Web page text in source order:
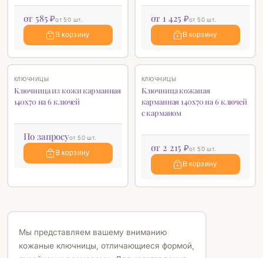
от 585 ₽от 50 шт.
В корзину
от 1 425 ₽от 50 шт.
В корзину
КЛЮЧНИЦЫ
Ключница из кожи карманная
140х70 на 6 ключей
По запросуот 50 шт.
В корзину
КЛЮЧНИЦЫ
Ключница кожаная
карманная 140х70 на 6 ключей
с карманом
от 2 215 ₽от 50 шт.
В корзину
Мы представляем вашему вниманию
кожаные ключницы, отличающиеся формой,